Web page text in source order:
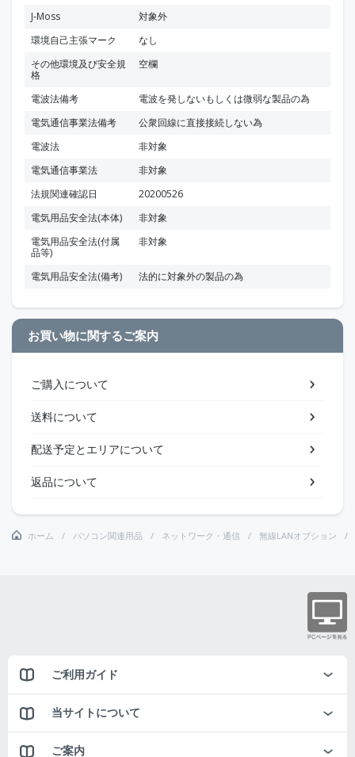
J-Moss
対象外
環境自己主張マーク
なし
その他環境及び安全規
格
空欄
電波法備考
電波を発しないもしくは微弱な製品の為
電気通信事業法備考
公衆回線に直接接続しない為
電波法
非対象
電気通信事業法
非対象
法規関連確認日
20200526
電気用品安全法(本体)
非対象
電気用品安全法(付属
品等)
非対象
電気用品安全法(備考) 法的に対象外の製品の為
お買い物に関するご案内
ご購入について
送料について
配送予定とエリアについて
返品について
ホーム パソコン関連用品 ネットワーク・通信 無線LANオプション
ご利用ガイド
当サイトについて
ご案内